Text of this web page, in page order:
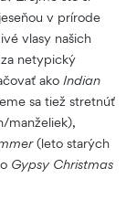
v prírode
vlasy našich
netypický
ako Indian
sa tiež stretnúť
manželiek),
(leto starých
Gypsy Christmas